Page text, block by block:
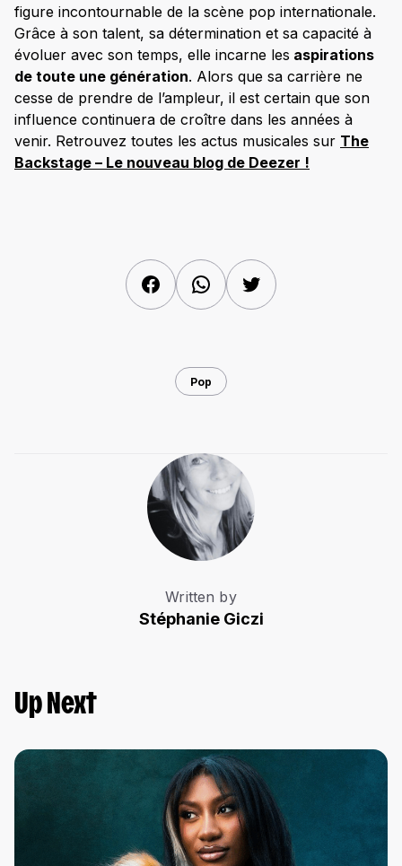
figure incontournable de la scène pop internationale.
Grâce à son talent, sa détermination et sa capacité à
évoluer avec son temps, elle incarne les aspirations
de toute une génération. Alors que sa carrière ne
cesse de prendre de l’ampleur, il est certain que son
influence continuera de croître dans les années à
venir.​ Retrouvez toutes les actus musicales sur The
Backstage – Le nouveau blog de Deezer !
FacebookWhatsAppTwitter
Pop
Written by
Stéphanie Giczi
Up Next